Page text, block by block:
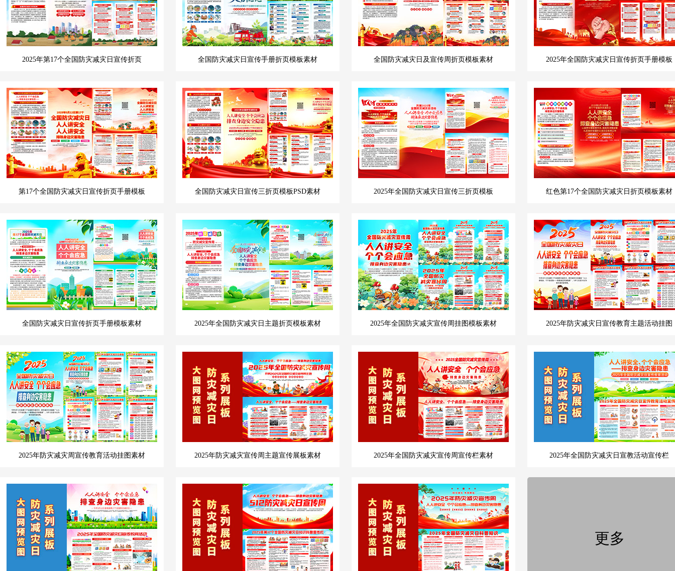
2025年第17个全国防灾减灾日宣传折页 全国防灾减灾日宣传手册折页模板素材 全国防灾减灾日及宣传周折页模板素材 2025年全国防灾减灾日宣传折页手册模板
第17个全国防灾减灾日宣传折页手册模板 全国防灾减灾日宣传三折页模板PSD素材 2025年全国防灾减灾日宣传三折页模板 红色第17个全国防灾减灾日折页模板素材
全国防灾减灾日宣传折页手册模板素材 2025年全国防灾减灾日主题折页模板素材 2025年全国防灾减灾宣传周挂图模板素材 2025年防灾减灾日宣传教育主题活动挂图
2025年防灾减灾周宣传教育活动挂图素材 2025年防灾减灾宣传周主题宣传展板素材 2025年全国防灾减灾宣传周宣传栏素材 2025年全国防灾减灾日宣教活动宣传栏